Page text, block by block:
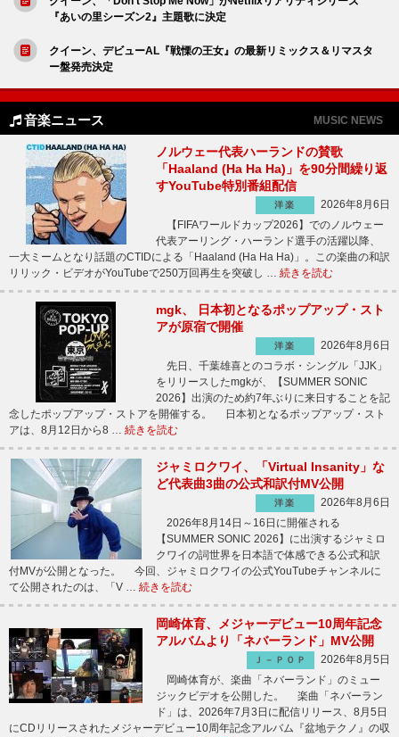
『あいの里シーズン2』主題歌に決定
クイーン、デビューAL『戦慄の王女』の最新リミックス＆リマスタ
ー盤発売決定
音楽ニュース MUSIC NEWS
ノルウェー代表ハーランドの賛歌
「Haaland (Ha Ha Ha)」を90分間繰り返
すYouTube特別番組配信
洋楽
2026年8月6日
【FIFAワールドカップ2026】でのノルウェー
代表アーリング・ハーランド選手の活躍以降、
一大ミームとなり話題のCTIDによる「Haaland (Ha Ha Ha)」。この楽曲の和訳
リリック・ビデオがYouTubeで250万回再生を突破し … 続きを読む
mgk、 日本初となるポップアップ・スト
アが原宿で開催
洋楽
2026年8月6日
先日、千葉雄喜とのコラボ・シングル「JJK」
をリリースしたmgkが、【SUMMER SONIC
2026】出演のため約7年ぶりに来日することを記
念したポップアップ・ストアを開催する。 日本初となるポップアップ・スト
アは、8月12日から8 … 続きを読む
ジャミロクワイ、「Virtual Insanity」な
ど代表曲3曲の公式和訳付MV公開
洋楽
2026年8月6日
2026年8月14日～16日に開催される
【SUMMER SONIC 2026】に出演するジャミロ
クワイの詞世界を日本語で体感できる公式和訳
付MVが公開となった。 今回、ジャミロクワイの公式YouTubeチャンネルに
て公開されたのは、「V … 続きを読む
岡崎体育、メジャーデビュー10周年記念
アルバムより「ネバーランド」MV公開
Ｊ－ＰＯＰ
2026年8月5日
岡崎体育が、楽曲「ネバーランド」のミュー
ジックビデオを公開した。 楽曲「ネバーラン
ド」は、2026年7月3日に配信リリース、8月5日
にCDリリースされたメジャーデビュー10周年記念アルバム『盆地テクノ』の収